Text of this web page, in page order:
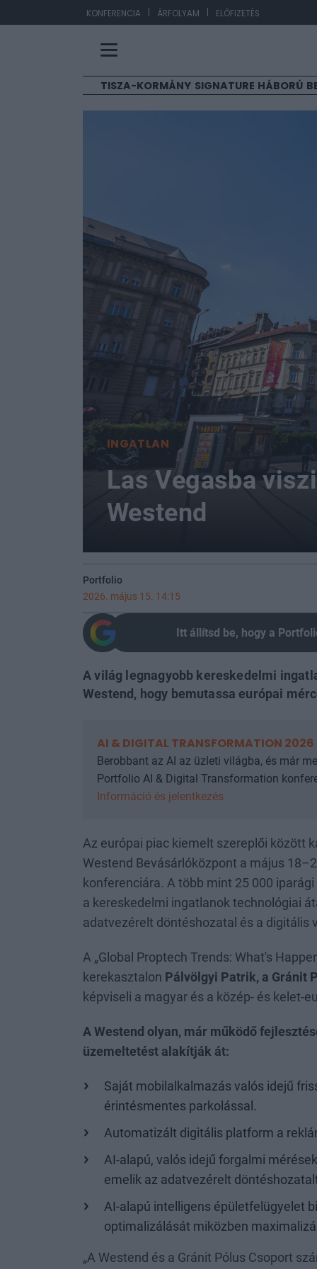
KONFERENCIA | ÁRFOLYAM | ELŐFIZETÉSEUR/HUF
TISZA-KORMÁNY SIGNATURE HÁBORÚ
INGATLAN
Las Vegasba
Westend
Portfolio
2026. május 15. 14:15
Itt állítsd be, hogy a
A világ legnagyobb kereskedelmi
Westend, hogy bemutassa európai
AI & DIGITAL TRANSFORMATION 2026
Berobbant az AI az üzleti világba, és már
Portfolio AI & Digital Transformation
Információ és jelentkezés
Az európai piac kiemelt szereplői között
Westend Bevásárlóközpont a május
konferenciára. A több mint 25 000
a kereskedelmi ingatlanok technológiai
adatvezérelt döntéshozatal és a digitális
A „Global Proptech Trends: What's
kerekasztalon Pálvölgyi Patrik, a Gránit
képviseli a magyar és a közép- és kelet-
A Westend olyan, már működő
üzemeltetést alakítják át:
Saját mobilalkalmazás valós idejű
érintésmentes parkolással.
Automatizált digitális platform a
AI-alapú, valós idejű forgalmi
emelik az adatvezérelt
AI-alapú intelligens épületfelügyelet
optimalizálását miközben
„A Westend és a Gránit Pólus Csoport